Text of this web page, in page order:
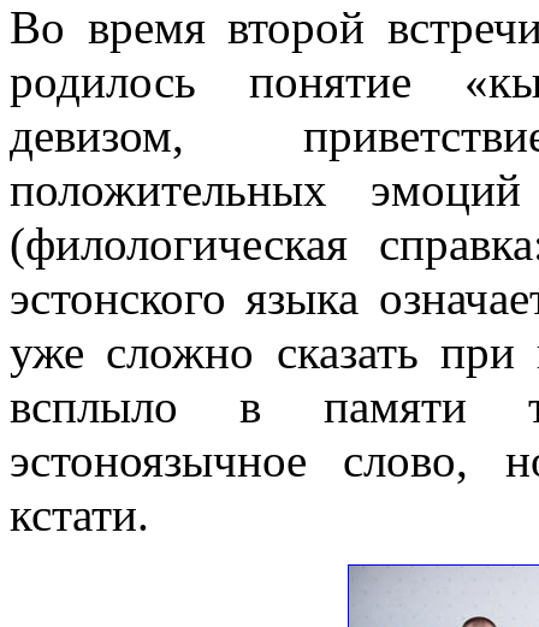
Во время второй
родилось понятие
девизом,
положительных
(филологическая
эстонского языка
уже сложно сказать при
всплыло в памяти
эстоноязычное слово,
кстати.